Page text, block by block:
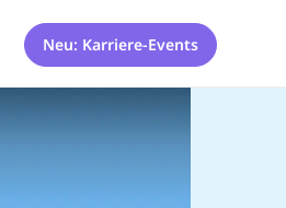
Neu: Karriere-Events